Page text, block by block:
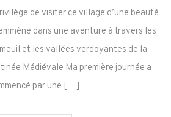
des
plus
beaux
villages
de visiter ce village d’une beauté
dans une aventure à travers les
et les vallées verdoyantes de la
Médiévale Ma première journée a
par une […]